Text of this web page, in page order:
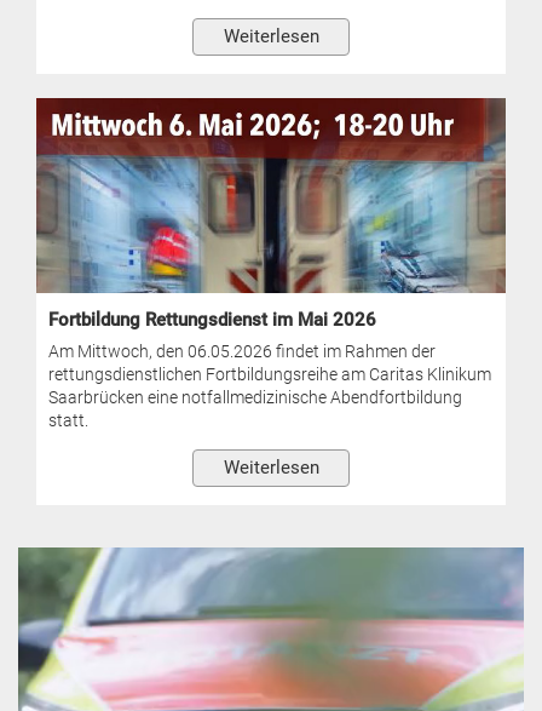
Weiterlesen
Fortbildung Rettungsdienst im Mai 2026
Am Mittwoch, den 06.05.2026 findet im Rahmen der
rettungsdienstlichen Fortbildungsreihe am Caritas Klinikum
Saarbrücken eine notfallmedizinische Abendfortbildung
statt.
Weiterlesen